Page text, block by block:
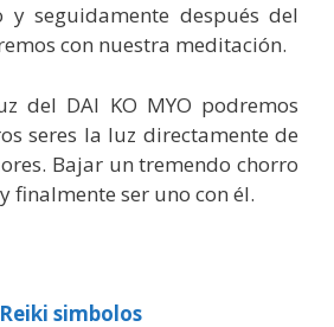
y seguidamente después del
con nuestra meditación.
del DAI KO MYO podremos
seres la luz directamente de
Bajar un tremendo chorro
finalmente ser uno con él.